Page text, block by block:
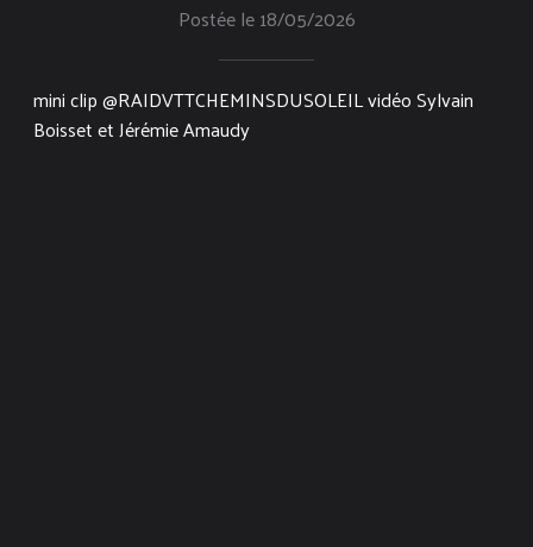
Postée le 18/05/2026
mini clip @RAIDVTTCHEMINSDUSOLEIL vidéo Sylvain
Boisset et Jérémie Amaudy